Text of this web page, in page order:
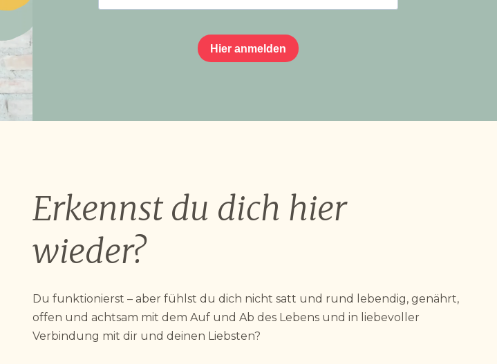
Erkennst du dich hier
wieder?
Du funktionierst – aber fühlst du dich nicht satt und rund lebendig, genährt,
offen und achtsam mit dem Auf und Ab des Lebens und in liebevoller
Verbindung mit dir und deinen Liebsten?